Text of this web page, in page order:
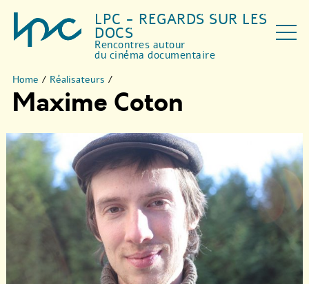
LPC - REGARDS SUR LES
DOCS
Rencontres autour
du cinéma documentaire
Home / Réalisateurs /
Maxime Coton